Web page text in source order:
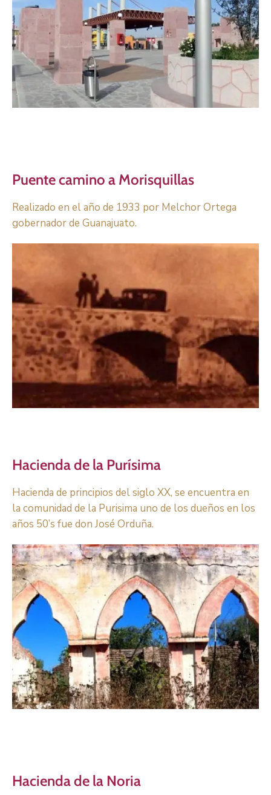
Puente camino a Morisquillas
Realizado en el año de 1933 por Melchor Ortega
gobernador de Guanajuato.
Hacienda de la Purísima
Hacienda de principios del siglo XX, se encuentra en
la comunidad de la Purisima uno de los dueños en los
años 50’s fue don José Orduña.
Hacienda de la Noria